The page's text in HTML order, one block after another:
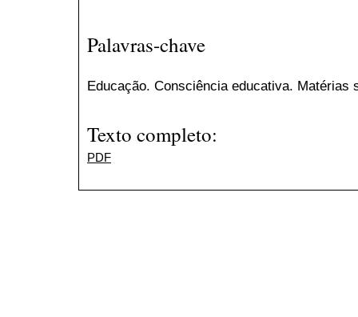
Palavras-chave
Educação. Consciência educativa. Matérias
Texto completo:
PDF